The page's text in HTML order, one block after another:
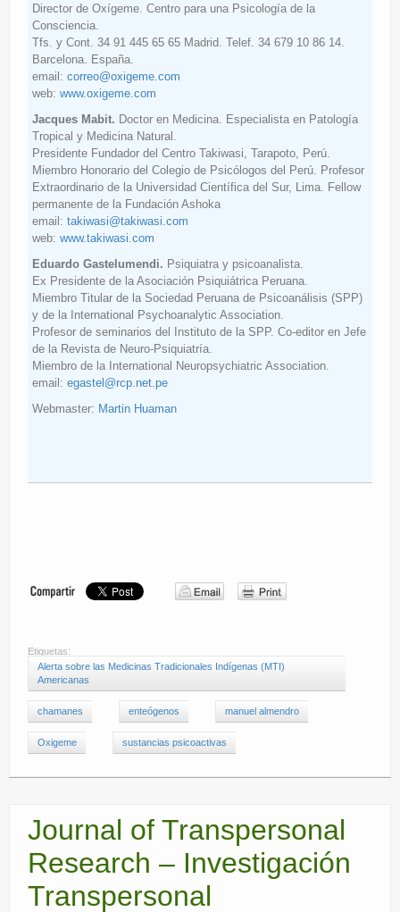
Director de Oxígeme. Centro para una Psicología de la
Consciencia.
Tfs. y Cont. 34 91 445 65 65 Madrid. Telef. 34 679 10 86 14.
Barcelona. España.
email: correo@oxigeme.com
web: www.oxigeme.com
Jacques Mabit. Doctor en Medicina. Especialista en Patología
Tropical y Medicina Natural.
Presidente Fundador del Centro Takiwasi, Tarapoto, Perú.
Miembro Honorario del Colegio de Psicólogos del Perú. Profesor
Extraordinario de la Universidad Científica del Sur, Lima. Fellow
permanente de la Fundación Ashoka
email: takiwasi@takiwasi.com
web: www.takiwasi.com
Eduardo Gastelumendi. Psiquiatra y psicoanalista.
Ex Presidente de la Asociación Psiquiátrica Peruana.
Miembro Titular de la Sociedad Peruana de Psicoanálisis (SPP)
y de la International Psychoanalytic Association.
Profesor de seminarios del Instituto de la SPP. Co-editor en Jefe
de la Revista de Neuro-Psiquiatría.
Miembro de la International Neuropsychiatric Association.
email: egastel@rcp.net.pe
Webmaster: Martin Huaman
Etiquetas:
Alerta sobre las Medicinas Tradicionales Indígenas (MTI)
Americanas
chamanes enteógenos manuel almendro
Oxigeme sustancias psicoactivas
Journal of Transpersonal
Research – Investigación
Transpersonal